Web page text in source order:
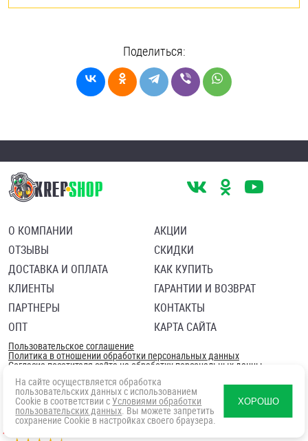
Поделиться:
О КОМПАНИИ
ОТЗЫВЫ
ДОСТАВКА И ОПЛАТА
КЛИЕНТЫ
ПАРТНЕРЫ
ОПТ
АКЦИИ
СКИДКИ
КАК КУПИТЬ
ГАРАНТИИ И ВОЗВРАТ
КОНТАКТЫ
КАРТА САЙТА
Пользовательское соглашение
Политика в отношении обработки персональных данных
Согласие посетителя сайта на обработку персональных данны
На сайте осуществляется обработка
пользовательских данных с использованием
Cookie в соответствии с Условиями обработки
пользовательских данных. Вы можете запретить
сохранение Cookie в настройках своего браузера.
ХОРОШО